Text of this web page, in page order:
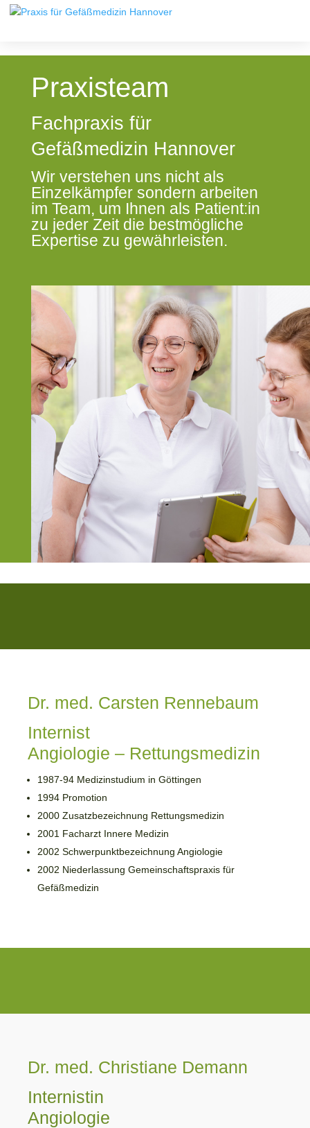
Praxisteam
Fachpraxis für
Gefäßmedizin Hannover
Wir verstehen uns nicht als
Einzelkämpfer sondern arbeiten
im Team, um Ihnen als Patient:in
zu jeder Zeit die bestmögliche
Expertise zu gewährleisten.
Dr. med. Carsten Rennebaum
Internist
Angiologie – Rettungsmedizin
1987-94 Medizinstudium in Göttingen
1994 Promotion
2000 Zusatzbezeichnung Rettungsmedizin
2001 Facharzt Innere Medizin
2002 Schwerpunktbezeichnung Angiologie
2002 Niederlassung Gemeinschaftspraxis für
Gefäßmedizin
Dr. med. Christiane Demann
Internistin
Angiologie